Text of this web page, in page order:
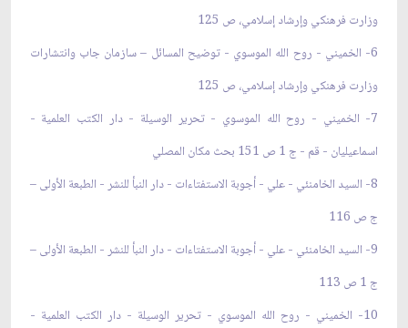
وزارت فرهنكي وإرشاد إسلامي، ص 125
6- الخميني - روح الله الموسوي - توضيح المسائل – سازمان جاب وانتشارات
وزارت فرهنكي وإرشاد إسلامي، ص 125
7- الخميني - روح الله الموسوي - تحرير الوسيلة - دار الكتب العلمية -
اسماعيليان - قم - ج 1 ص 151 بحث مكان المصلي
8- السيد الخامنئي - علي - أجوبة الاستفتاءات - دار النبأ للنشر - الطبعة الأولى –
ج ص 116
9- السيد الخامنئي - علي - أجوبة الاستفتاءات - دار النبأ للنشر - الطبعة الأولى –
ج 1 ص 113
10- الخميني - روح الله الموسوي - تحرير الوسيلة - دار الكتب العلمية -